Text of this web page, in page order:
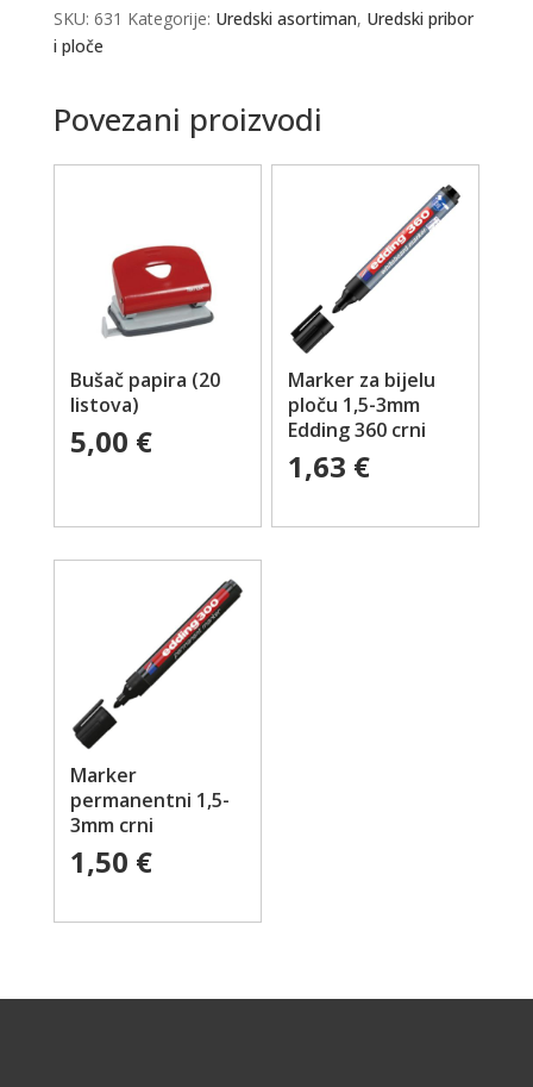
SKU: 631 Kategorije: Uredski asortiman, Uredski pribor
i ploče
Povezani proizvodi
Bušač papira (20
listova)
5,00 €
Marker za bijelu
ploču 1,5-3mm
Edding 360 crni
1,63 €
Marker
permanentni 1,5-
3mm crni
1,50 €